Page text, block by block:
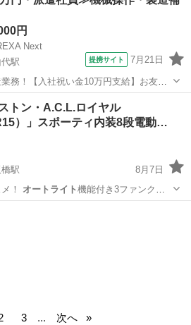
円
Next
駅
提携サイト 7月21日
務！【入社祝い金10万円支給】お友達
日129日＆休出なしでプライベート充
適作業◎自社正社員登用制度あり★1食
...
駅
トン・A.C.L.ロイヤル
）」スポーティ内装8段電動…
駅
8月7日
！ オートライト機能付き3ファンクシ
3 ... 次へ